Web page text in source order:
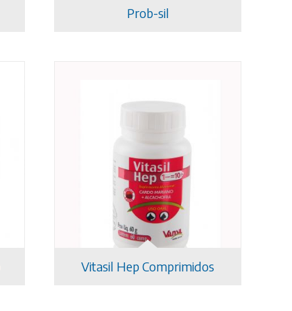
Prob-sil
Vitasil Hep Comprimidos